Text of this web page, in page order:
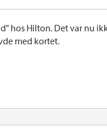
hos Hilton. Det var nu
med kortet.